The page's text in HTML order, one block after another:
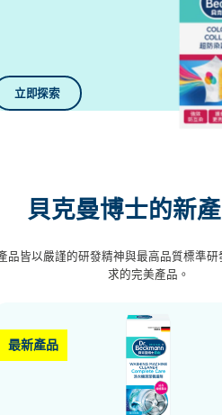
立即探索
貝克曼博士的新產
皆以嚴謹的研發精神與最高品質標準
求的完美產品。
最新產品